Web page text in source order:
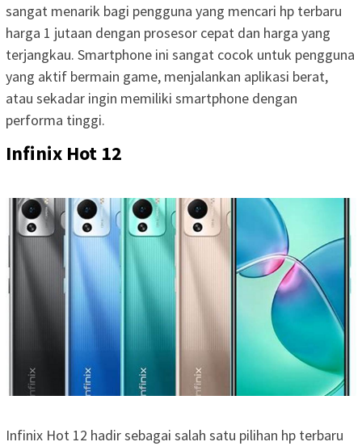
sangat menarik bagi pengguna yang mencari hp terbaru
harga 1 jutaan dengan prosesor cepat dan harga yang
terjangkau. Smartphone ini sangat cocok untuk pengguna
yang aktif bermain game, menjalankan aplikasi berat,
atau sekadar ingin memiliki smartphone dengan
performa tinggi.
Infinix Hot 12
Infinix Hot 12 hadir sebagai salah satu pilihan hp terbaru